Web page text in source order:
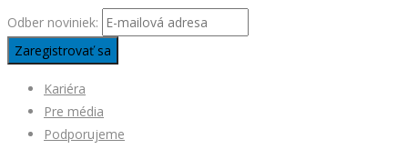
Odber noviniek:
Kariéra
Pre média
Podporujeme